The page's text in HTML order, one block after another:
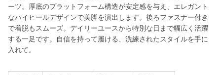
ーツ。厚底のプラットフォーム構造が安定感を与え、エレガント
なハイヒールデザインで美脚を演出します。後ろファスナー付き
で着脱もスムーズ。デイリーユースから特別な日まで幅広く活躍
する一足です。自信を持って履ける、洗練されたスタイルを手に
入れて。